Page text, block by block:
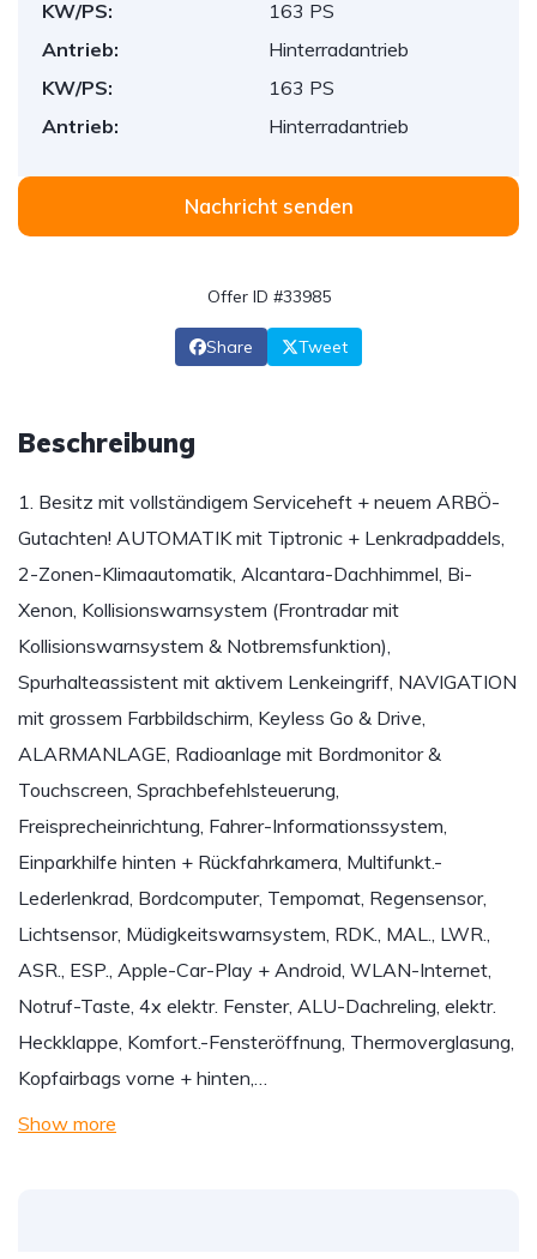
KW/PS:
163 PS
Antrieb:
Hinterradantrieb
KW/PS:
163 PS
Antrieb:
Hinterradantrieb
Nachricht senden
Offer ID #33985
Share Tweet
Beschreibung
1. Besitz mit vollständigem Serviceheft + neuem ARBÖ-
Gutachten! AUTOMATIK mit Tiptronic + Lenkradpaddels,
2-Zonen-Klimaautomatik, Alcantara-Dachhimmel, Bi-
Xenon, Kollisionswarnsystem (Frontradar mit
Kollisionswarnsystem & Notbremsfunktion),
Spurhalteassistent mit aktivem Lenkeingriff, NAVIGATION
mit grossem Farbbildschirm, Keyless Go & Drive,
ALARMANLAGE, Radioanlage mit Bordmonitor &
Touchscreen, Sprachbefehlsteuerung,
Freisprecheinrichtung, Fahrer-Informationssystem,
Einparkhilfe hinten + Rückfahrkamera, Multifunkt.-
Lederlenkrad, Bordcomputer, Tempomat, Regensensor,
Lichtsensor, Müdigkeitswarnsystem, RDK., MAL., LWR.,
ASR., ESP., Apple-Car-Play + Android, WLAN-Internet,
Notruf-Taste, 4x elektr. Fenster, ALU-Dachreling, elektr.
Heckklappe, Komfort.-Fensteröffnung, Thermoverglasung,
Kopfairbags vorne + hinten,…
Show more